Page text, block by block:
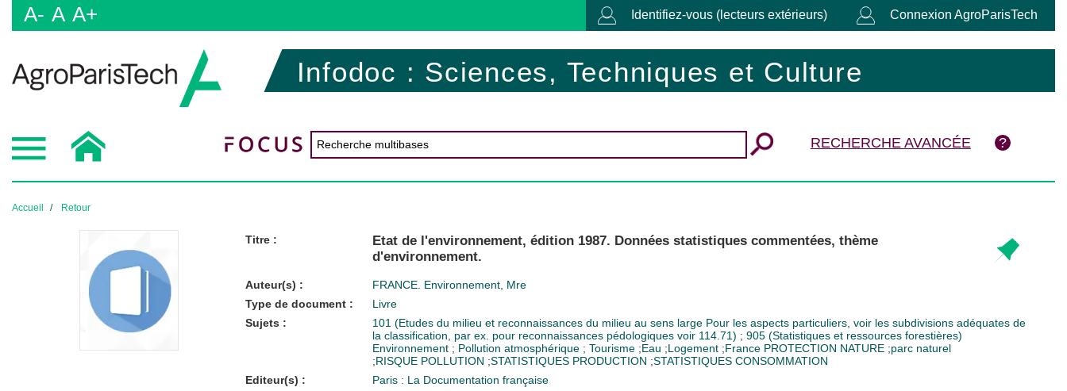
A- A A+ Identifiez-vous (lecteurs extérieurs) Connexion AgroParisTech
Infodoc : Sciences, Techniques et Culture
RECHERCHE AVANCÉE
Accueil Retour
Titre :
Etat de l'environnement, édition 1987. Données statistiques commentées, thème
d'environnement.
Auteur(s) :
FRANCE. Environnement, Mre
Type de document :
Livre
Sujets :
101 (Etudes du milieu et reconnaissances du milieu au sens large Pour les aspects particuliers, voir les subdivisions adéquates de
la classification, par ex. pour reconnaissances pédologiques voir 114.71) ; 905 (Statistiques et ressources forestières)
Environnement ; Pollution atmosphérique ; Tourisme ;Eau ;Logement ;France PROTECTION NATURE ;parc naturel
;RISQUE POLLUTION ;STATISTIQUES PRODUCTION ;STATISTIQUES CONSOMMATION
Editeur(s) :
Paris : La Documentation française